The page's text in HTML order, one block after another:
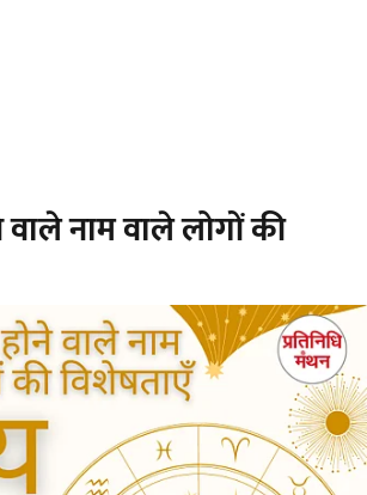
नाम वाले लोगों की